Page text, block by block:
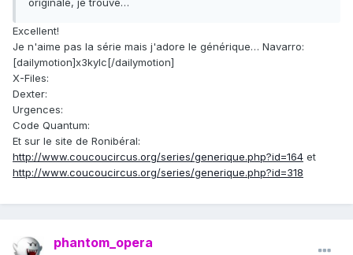
originale, je trouve…
Excellent!
Je n'aime pas la série mais j'adore le générique… Navarro:
[dailymotion]x3kylc[/dailymotion]
X-Files:
Dexter:
Urgences:
Code Quantum:
Et sur le site de Ronibéral:
http://www.coucoucircus.org/series/generique.php?id=164 et
http://www.coucoucircus.org/series/generique.php?id=318
phantom_opera